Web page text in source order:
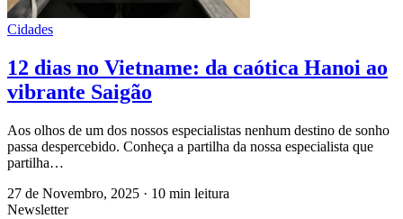
Cidades
12 dias no Vietname: da caótica Hanoi ao
vibrante Saigão
Aos olhos de um dos nossos especialistas nenhum destino de sonho
passa despercebido. Conheça a partilha da nossa especialista que
partilha…
27 de Novembro, 2025 · 10 min leitura
Newsletter